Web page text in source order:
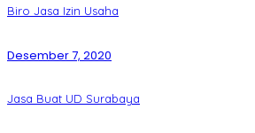
Biro Jasa Izin Usaha
Desember 7, 2020
Jasa Buat UD Surabaya